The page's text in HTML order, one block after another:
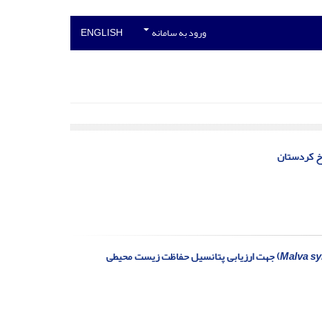
ورود به سامانه ENGLISH
کردستان
Malva) جهت ارزیابی پتانسیل حفاظت زیست محیطی